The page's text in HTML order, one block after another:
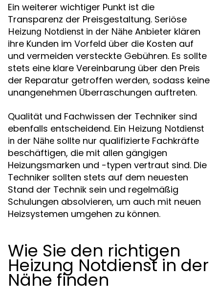
Ein weiterer wichtiger Punkt ist die
Transparenz der Preisgestaltung. Seriöse
Heizung Notdienst in der Nähe Anbieter klären
ihre Kunden im Vorfeld über die Kosten auf
und vermeiden versteckte Gebühren. Es sollte
stets eine klare Vereinbarung über den Preis
der Reparatur getroffen werden, sodass keine
unangenehmen Überraschungen auftreten.
Qualität und Fachwissen der Techniker sind
ebenfalls entscheidend. Ein Heizung Notdienst
in der Nähe sollte nur qualifizierte Fachkräfte
beschäftigen, die mit allen gängigen
Heizungsmarken und -typen vertraut sind. Die
Techniker sollten stets auf dem neuesten
Stand der Technik sein und regelmäßig
Schulungen absolvieren, um auch mit neuen
Heizsystemen umgehen zu können.
Wie Sie den richtigen
Heizung Notdienst in der
Nähe finden